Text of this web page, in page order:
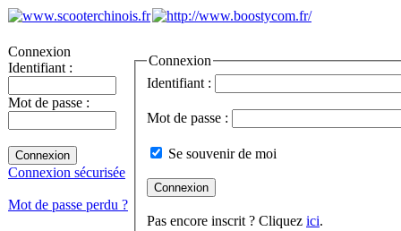
Connexion
Identifiant :
Mot de passe :
Connexion sécurisée
Mot de passe perdu ?
Connexion
Identifiant :
Mot de passe :
Se souvenir de moi
Pas encore inscrit ? Cliquez ici.